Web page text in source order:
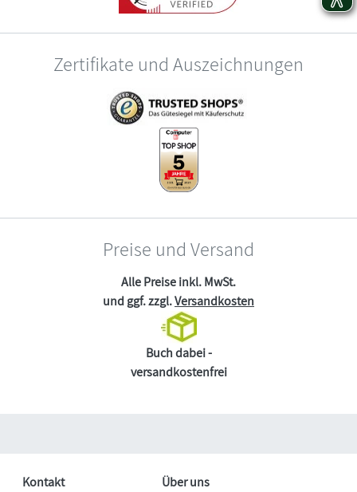
Zertifikate und Auszeichnungen
Preise und Versand
Alle Preise inkl. MwSt.
und ggf. zzgl.Versandkosten
Buch dabei -
versandkostenfrei
Kontakt Über uns